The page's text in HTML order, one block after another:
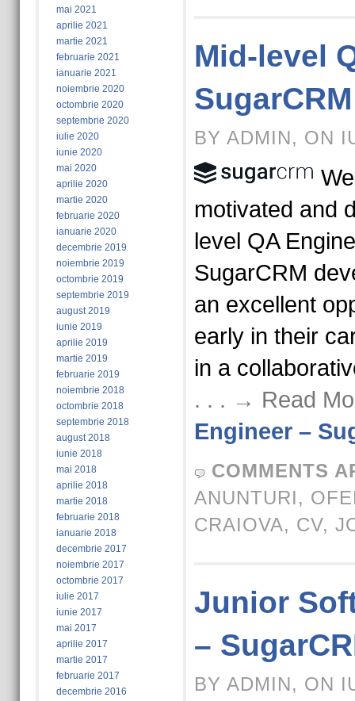
mai 2021
aprilie 2021
martie 2021
februarie 2021
ianuarie 2021
noiembrie 2020
octombrie 2020
septembrie 2020
iulie 2020
iunie 2020
mai 2020
aprilie 2020
martie 2020
februarie 2020
ianuarie 2020
decembrie 2019
noiembrie 2019
octombrie 2019
septembrie 2019
august 2019
iunie 2019
aprilie 2019
martie 2019
februarie 2019
noiembrie 2018
octombrie 2018
septembrie 2018
august 2018
iunie 2018
mai 2018
aprilie 2018
martie 2018
februarie 2018
ianuarie 2018
decembrie 2017
noiembrie 2017
octombrie 2017
iulie 2017
iunie 2017
mai 2017
aprilie 2017
martie 2017
februarie 2017
decembrie 2016
Mid-level
BY ADMIN, ON
motivated and
level QA
SugarCRM
an excellent
early in their
in a
. . . → Read
Engineer –
COMMENTS
ANUNTURI,
CRAIOVA, CV,
Junior
–
BY ADMIN, ON